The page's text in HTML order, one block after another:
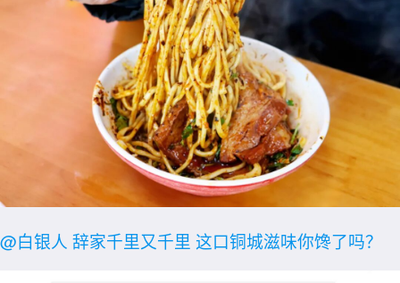
@白银人 辞家千里又千里 这口铜城滋味你馋了吗？